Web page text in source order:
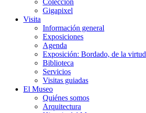
Colección
Gigapixel
Visita
Información general
Exposiciones
Agenda
Exposición: Bordado, de la virtud
Biblioteca
Servicios
Visitas guiadas
El Museo
Quiénes somos
Arquitectura